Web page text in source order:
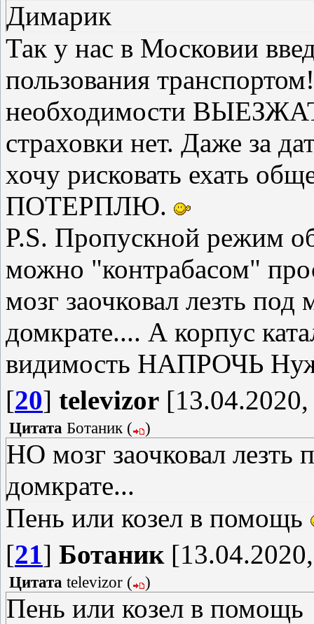
Димарик
Так у нас в Московии
пользования
необходимости
страховки нет. Даже за
хочу рисковать ехать
ПОТЕРПЛЮ.
P.S. Пропускной режим
можно "контрабасом"
мозг заочковал лезть
домкрате.... А корпус
видимость НАПРОЧЬ
[20] televizor
Цитата Ботаник( )
НО мозг заочковал
домкрате...
Пень или козел в помощь
[21] Ботаник
Цитата televizor ( )
Пень или козел в помощь